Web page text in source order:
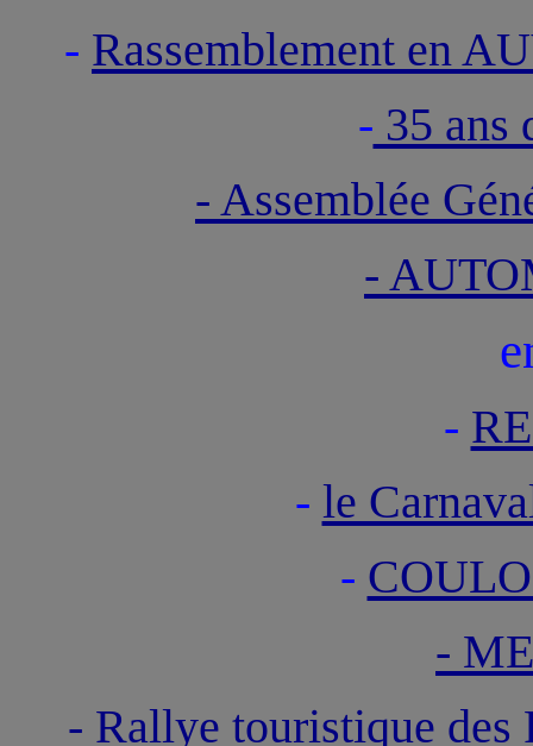
- Rassemblement en
- 35 ans
- Assemblée
-
-
- le
-
-
- Rallye touristique des